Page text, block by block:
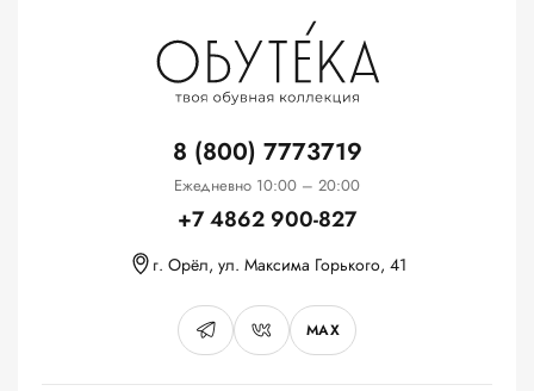
8 (800) 7773719
Ежедневно 10:00 – 20:00
+7 4862 900-827
г. Орёл, ул. Максима Горького, 41
MAX